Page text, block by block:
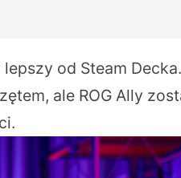
od Steam
ale ROG Ally